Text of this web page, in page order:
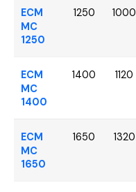
ECM
MC
1250
1250 1000
ECM
MC
1400
1400 1120
ECM
MC
1650
1650 1320